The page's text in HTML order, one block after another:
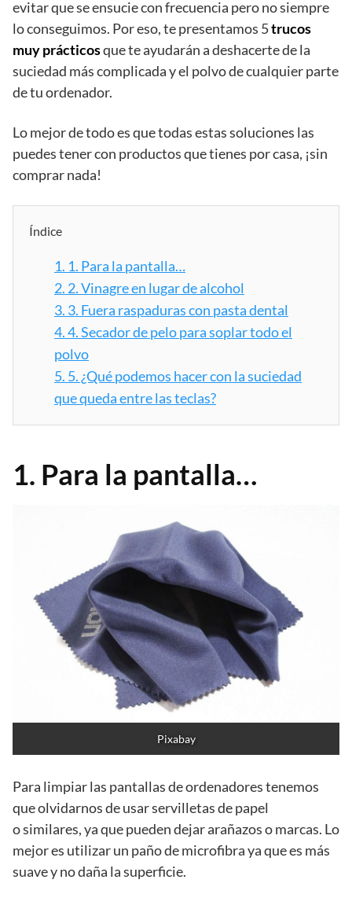
evitar que se ensucie con frecuencia pero no siempre
lo conseguimos. Por eso, te presentamos 5trucos
muy prácticosque te ayudarán a deshacerte de la
suciedad más complicada y el polvo de cualquier parte
de tu ordenador.
Lo mejor de todo es que todas estas soluciones las
puedes tener con productos que tienes por casa, ¡sin
comprar nada!
Índice
1. 1. Para la pantalla…
2. 2. Vinagre en lugar de alcohol
3. 3. Fuera raspaduras con pasta dental
4.4. Secador de pelo para soplar todo el
polvo
5. 5. ¿Qué podemos hacer con la suciedad
que queda entre las teclas?
1. Para la pantalla…
Pixabay
Para limpiar las pantallas de ordenadores tenemos
que olvidarnos de usar servilletas de papel
o similares, ya que pueden dejar arañazos o marcas. Lo
mejor es utilizar un paño de microfibra ya que es más
suave yno daña la superficie.